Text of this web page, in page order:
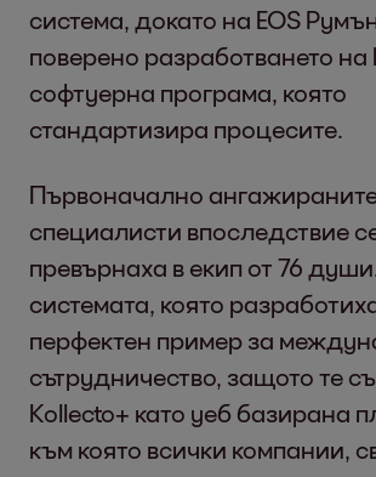
система, докато на EOS
поверено разработването на
софтуерна програма, която
стандартизира процесите.
Първоначално
специалисти впоследствие
превърнаха в екип от 76
системата, която
перфектен пример за
сътрудничество, защото те
Kollecto+ като уеб базирана
към която всички компании,